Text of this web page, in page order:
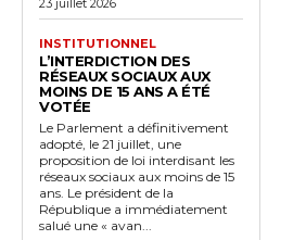
23 juillet 2026
INSTITUTIONNEL
L’INTERDICTION DES
RÉSEAUX SOCIAUX AUX
MOINS DE 15 ANS A ÉTÉ
VOTÉE
Le Parlement a définitivement
adopté, le 21 juillet, une
proposition de loi interdisant les
réseaux sociaux aux moins de 15
ans. Le président de la
République a immédiatement
salué une « avan...